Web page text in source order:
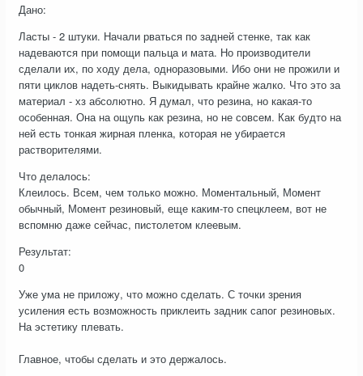
Дано:
Ласты - 2 штуки. Начали рваться по задней стенке, так как
надеваются при помощи пальца и мата. Но производители
сделали их, по ходу дела, одноразовыми. Ибо они не прожили и
пяти циклов надеть-снять. Выкидывать крайне жалко. Что это за
материал - хз абсолютно. Я думал, что резина, но какая-то
особенная. Она на ощупь как резина, но не совсем. Как будто на
ней есть тонкая жирная пленка, которая не убирается
растворителями.
Что делалось:
Клеилось. Всем, чем только можно. Моментальный, Момент
обычный, Момент резиновый, еще каким-то спецклеем, вот не
вспомню даже сейчас, пистолетом клеевым.
Результат:
0
Уже ума не приложу, что можно сделать. С точки зрения
усиления есть возможность приклеить задник сапог резиновых.
На эстетику плевать.
Главное, чтобы сделать и это держалось.